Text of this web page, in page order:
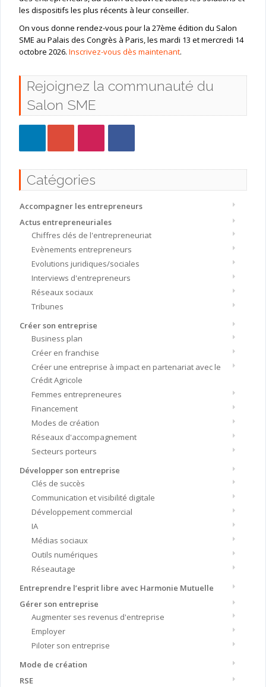
les dispositifs les plus récents à leur conseiller.
On vous donne rendez-vous pour la 27ème édition du Salon
SME au Palais des Congrès à Paris, les mardi 13 et mercredi 14
octobre 2026. Inscrivez-vous dès maintenant.
Rejoignez la communauté du
Salon SME
Catégories
Accompagner les entrepreneurs
Actus entrepreneuriales
Chiffres clés de l'entrepreneuriat
Evènements entrepreneurs
Evolutions juridiques/sociales
Interviews d'entrepreneurs
Réseaux sociaux
Tribunes
Créer son entreprise
Business plan
Créer en franchise
Créer une entreprise à impact en partenariat avec le
Crédit Agricole
Femmes entrepreneures
Financement
Modes de création
Réseaux d'accompagnement
Secteurs porteurs
Développer son entreprise
Clés de succès
Communication et visibilité digitale
Développement commercial
IA
Médias sociaux
Outils numériques
Réseautage
Entreprendre l’esprit libre avec Harmonie Mutuelle
Gérer son entreprise
Augmenter ses revenus d'entreprise
Employer
Piloter son entreprise
Mode de création
RSE